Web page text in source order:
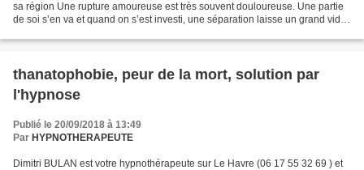
sa région Une rupture amoureuse est très souvent douloureuse. Une partie
de soi s’en va et quand on s’est investi, une séparation laisse un grand vide
thanatophobie, peur de la mort, solution par
l'hypnose
Publié le 20/09/2018 à 13:49
Par HYPNOTHERAPEUTE
Dimitri BULAN est votre hypnothérapeute sur Le Havre (06 17 55 32 69 ) et